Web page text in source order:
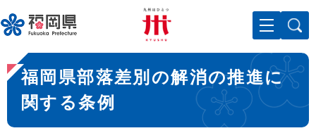
ー
ジ
先
頭
。
メニューを飛ばして本文へ
本
文
福岡県部落差別の解消の推進に
関する条例